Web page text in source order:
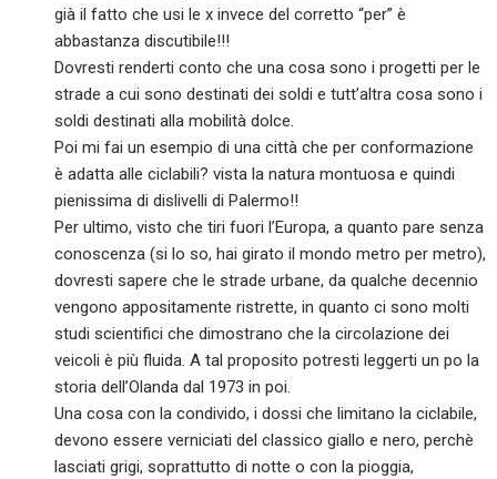
già il fatto che usi le x invece del corretto “per” è
abbastanza discutibile!!!
Dovresti renderti conto che una cosa sono i progetti per le
strade a cui sono destinati dei soldi e tutt’altra cosa sono i
soldi destinati alla mobilità dolce.
Poi mi fai un esempio di una città che per conformazione
è adatta alle ciclabili? vista la natura montuosa e quindi
pienissima di dislivelli di Palermo!!
Per ultimo, visto che tiri fuori l’Europa, a quanto pare senza
conoscenza (si lo so, hai girato il mondo metro per metro),
dovresti sapere che le strade urbane, da qualche decennio
vengono appositamente ristrette, in quanto ci sono molti
studi scientifici che dimostrano che la circolazione dei
veicoli è più fluida. A tal proposito potresti leggerti un po la
storia dell’Olanda dal 1973 in poi.
Una cosa con la condivido, i dossi che limitano la ciclabile,
devono essere verniciati del classico giallo e nero, perchè
lasciati grigi, soprattutto di notte o con la pioggia,